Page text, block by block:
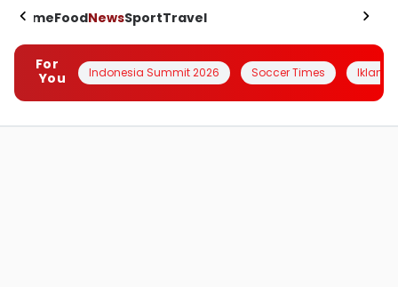
HomeFoodNewsSportTravel
For
You
Indonesia Summit 2026 Soccer Times Iklanin